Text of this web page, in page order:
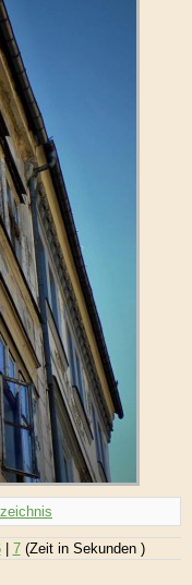
| 7(Zeit in Sekunden )